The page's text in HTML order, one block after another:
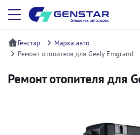
Генстар
Марка авто
Ремонт отопителя для Geely Emgrand
Ремонт отопителя для